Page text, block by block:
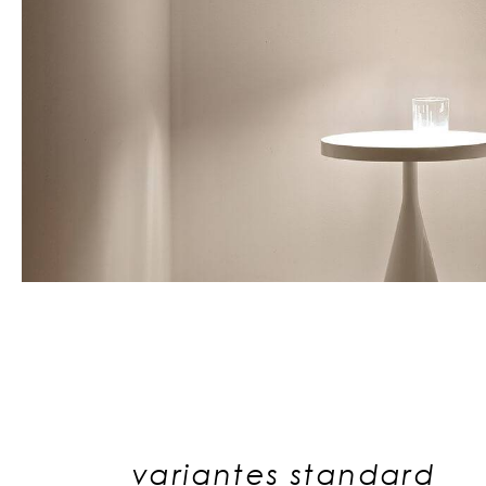
variantes standard